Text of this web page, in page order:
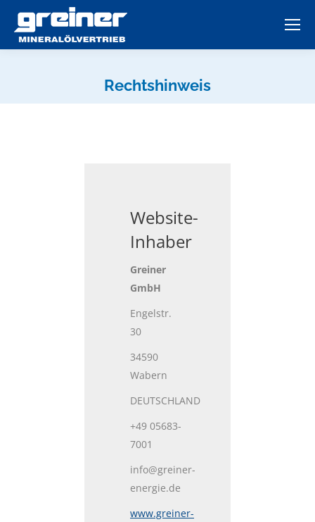
Rechtshinweis
Website-
Inhaber
Greiner
GmbH
Engelstr.
30
34590
Wabern
DEUTSCHLAND
+49 05683-
7001
info@greiner-
energie.de
www.greiner-